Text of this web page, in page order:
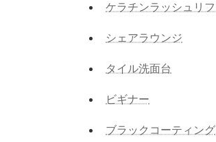
ケラチンラッシュリ
シェアラウンジ
タイル洗面台
ビギナー
ブラックコーティング